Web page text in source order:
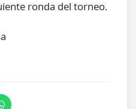
ronda del torneo.